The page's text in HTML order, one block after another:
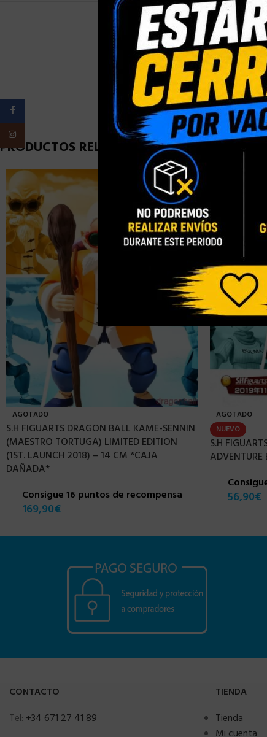
PESO
PRODUCTOS RELACIONADOS
AGOTADO
S.H FIGUARTS DRAGON BALL KAME-SENNIN
(MAESTRO TORTUGA) LIMITED EDITION
(1ST. LAUNCH 2018) – 14 CM *CAJA
DAÑADA*
Consigue 16 puntos de recompensa
169,90€
AGOTADO
NUEVO
S.H
56,90€
CONTACTO
Tel: +34 671 27 41 89
TIENDA
Tienda